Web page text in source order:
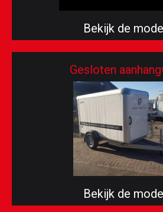
Bekijk de
Gesloten
Bekijk de